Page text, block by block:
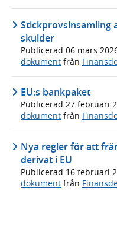
Stickprovsinsamling
skulder
Publicerad 06 mars
dokument från
EU:s bankpaket
Publicerad 27 februari
dokument från
Nya regler för att
derivat i EU
Publicerad 16 februari
dokument från